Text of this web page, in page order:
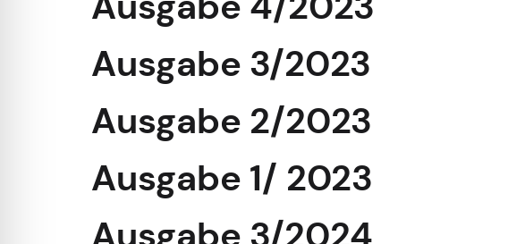
Ausgabe 3/2023
Ausgabe 2/2023
Ausgabe 1/ 2023